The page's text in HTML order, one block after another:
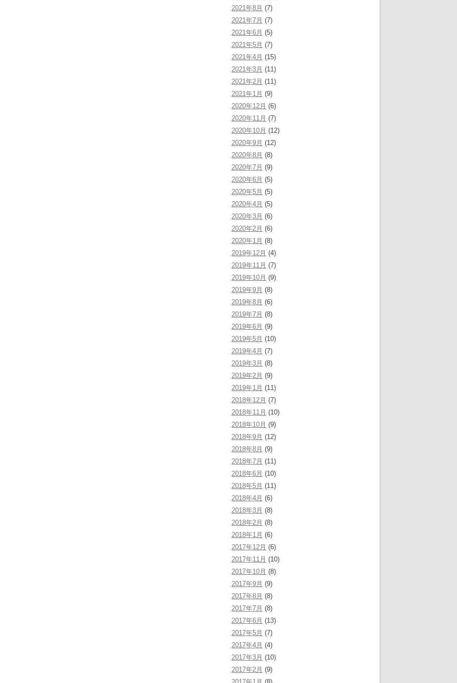
2021年8月 (7)
2021年7月 (7)
2021年6月 (5)
2021年5月 (7)
2021年4月 (15)
2021年3月 (11)
2021年2月 (11)
2021年1月 (9)
2020年12月 (6)
2020年11月 (7)
2020年10月 (12)
2020年9月 (12)
2020年8月 (8)
2020年7月 (9)
2020年6月 (5)
2020年5月 (5)
2020年4月 (5)
2020年3月 (6)
2020年2月 (6)
2020年1月 (8)
2019年12月 (4)
2019年11月 (7)
2019年10月 (9)
2019年9月 (8)
2019年8月 (6)
2019年7月 (8)
2019年6月 (9)
2019年5月 (10)
2019年4月 (7)
2019年3月 (8)
2019年2月 (9)
2019年1月 (11)
2018年12月 (7)
2018年11月 (10)
2018年10月 (9)
2018年9月 (12)
2018年8月 (9)
2018年7月 (11)
2018年6月 (10)
2018年5月 (11)
2018年4月 (6)
2018年3月 (8)
2018年2月 (8)
2018年1月 (6)
2017年12月 (6)
2017年11月 (10)
2017年10月 (8)
2017年9月 (9)
2017年8月 (8)
2017年7月 (8)
2017年6月 (13)
2017年5月 (7)
2017年4月 (4)
2017年3月 (10)
2017年2月 (9)